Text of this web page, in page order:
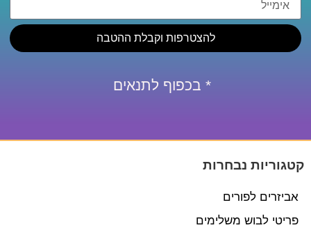
להצטרפות וקבלת ההטבה
* בכפוף לתנאים
קטגוריות נבחרות
אביזרים לפורים
פריטי לבוש משלימים